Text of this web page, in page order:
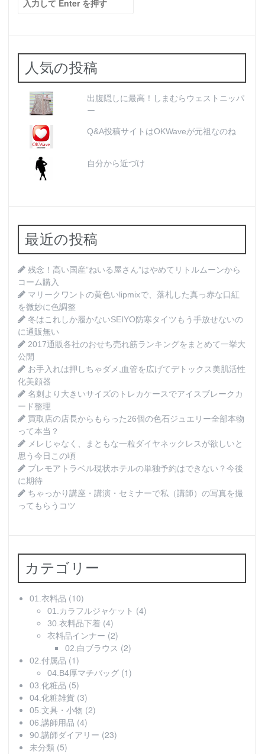
索:
人気の投稿
出腹隠しに最高！しまむらウェストニッパ
ー
Q&A投稿サイトはOKWaveが元祖なのね
自分から近づけ
最近の投稿
残念！高い国産”ねいる屋さん”はやめてリトルムーンから
コーム購入
マリークワントの黄色いlipmixで、落札した真っ赤な口紅
を微妙に色調整
冬はこれしか履かないSEIYO防寒タイツもう手放せないの
に通販無い
2017通販各社のおせち売れ筋ランキングをまとめて一挙大
公開
お手入れは押しちゃダメ,血管を広げてデトックス美肌活性
化美顔器
名刺より大きいサイズのトレカケースでアイスブレークカ
ード整理
買取店の店長からもらった26個の色石ジュエリー全部本物
って本当？
メレじゃなく、まともな一粒ダイヤネックレスが欲しいと
思う今日この頃
プレモアトラベル現状ホテルの単独予約はできない？今後
に期待
ちゃっかり講座・講演・セミナーで私（講師）の写真を撮
ってもらうコツ
カテゴリー
01.衣料品 (10)
01.カラフルジャケット (4)
30.衣料品下着 (4)
衣料品インナー (2)
02.白ブラウス (2)
02.付属品 (1)
04.B4厚マチバッグ (1)
03.化粧品 (5)
04.化粧雑貨 (3)
05.文具・小物 (2)
06.講師用品 (4)
90.講師ダイアリー (23)
未分類 (5)